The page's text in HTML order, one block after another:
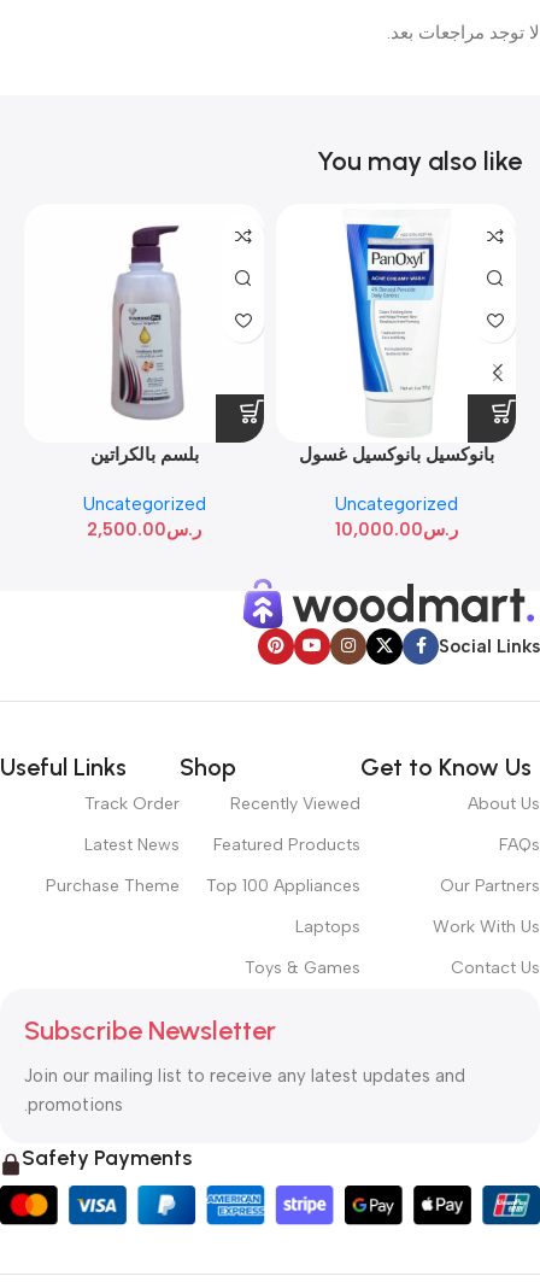
لا توجد مراجعات بعد.
You may also like
بانوكسيل بانوكسيل غسول
بيروكسيد 4% 170ج
Uncategorized
ر.س10,000.00
بلسم بالكراتين
Uncategorized
ر.س2,500.00
Social Links
Get to Know Us
About Us
FAQs
Our Partners
Work With Us
Contact Us
Shop
Recently Viewed
Featured Products
Top 100 Appliances
Laptops
Toys & Games
Useful Links
Track Order
Latest News
Purchase Theme
Subscribe Newsletter
Join our mailing list to receive any latest updates and
promotions.
Safety Payments